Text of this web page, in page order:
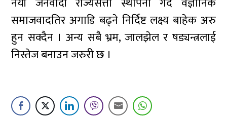
समाजवादतिर अगाडि बढ्ने निर्दिष्ट लक्ष्य बाहेक अरु
हुन सक्दैन । अन्य सबै भ्रम, जालझेल र षड्यन्त्रलाई
निस्तेज बनाउन जरुरी छ ।